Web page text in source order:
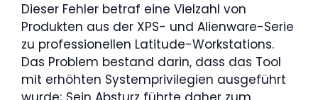
Dieser Fehler betraf eine Vielzahl von
Produkten aus der XPS- und Alienware-Serie
zu professionellen Latitude-Workstations.
Das Problem bestand darin, dass das Tool
mit erhöhten Systemprivilegien ausgeführt